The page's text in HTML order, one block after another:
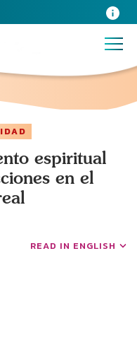
espiritual
en el
READ IN ENGLISH